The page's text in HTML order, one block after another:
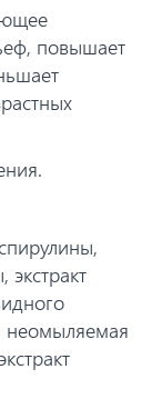
повышает
экстракт
неомыляемая